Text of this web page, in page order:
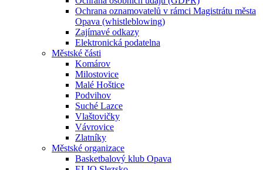
Ochrana oznamovatelů v rámci Magistrátu města
Opava (whistleblowing)
Zajímavé odkazy
Elektronická podatelna
Městské části
Komárov
Milostovice
Malé Hoštice
Podvihov
Suché Lazce
Vlaštovičky
Vávrovice
Zlatníky
Městské organizace
Basketbalový klub Opava